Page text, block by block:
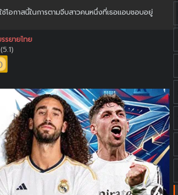
โอกาสนี้ในการตามจีบสาวคนหนึ่งที่เธอแอบชอบอยู่
รยายไทย